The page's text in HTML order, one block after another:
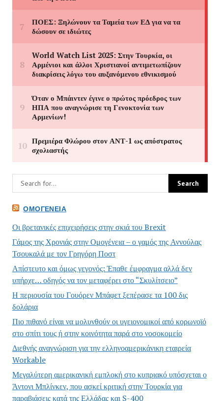
ΟΜΟΓΈΝΕΙΑ
Οι βρετανικές επιχειρήσεις στην σκιά του Brexit
Γάμος της Χρονιάς στην Ομογένεια – ο γαμός της Αννούλας
Τσουκαλά με τον Γρηγόρη Ποστ
Απίστευτο και όμως γεγονός: Έπαθε έμφραγμα αλλά δεν
υπήρχε… οδηγός να τον μεταφέρει στο “Σκυλίτσειο”
Η περιουσία του Γουόρεν Μπάφετ ξεπέρασε τα 100 δις
δολάρια
Πιο πιθανό είναι να μολυνθούν οι υγειονομικοί από κορωνοϊό
στο σπίτι τους ή στην κοινότητα παρά στο νοσοκομείο
Διεθνής αναγνώριση για την ελληνοαμερικάνικη εταιρεία
Workable
Μεγαλύτερη αμερικανική εμπλοκή στο κυπριακό υπόσχεται ο
Άντονι Μπλίνκεν, που ασκεί κριτική στην Τουρκία για
παραβιάσεις κατά της Ελλάδας και S-400